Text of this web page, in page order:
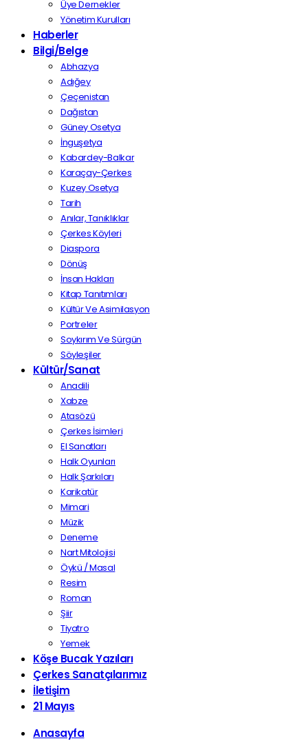
Üye Dernekler
Yönetim Kurulları
Haberler
Bilgi/Belge
Abhazya
Adığey
Çeçenistan
Dağıstan
Güney Osetya
İnguşetya
Kabardey-Balkar
Karaçay-Çerkes
Kuzey Osetya
Tarih
Anılar, Tanıklıklar
Çerkes Köyleri
Diaspora
Dönüş
İnsan Hakları
Kitap Tanıtımları
Kültür Ve Asimilasyon
Portreler
Soykırım Ve Sürgün
Söyleşiler
Kültür/Sanat
Anadili
Xabze
Atasözü
Çerkes İsimleri
El Sanatları
Halk Oyunları
Halk Şarkıları
Karikatür
Mimari
Müzik
Deneme
Nart Mitolojisi
Öykü / Masal
Resim
Roman
Şiir
Tiyatro
Yemek
Köşe Bucak Yazıları
Çerkes Sanatçılarımız
İletişim
21 Mayıs
Anasayfa